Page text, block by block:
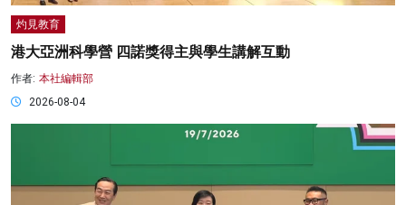
灼見教育
港大亞洲科學營 四諾獎得主與學生講解互動
作者: 本社編輯部
2026-08-04